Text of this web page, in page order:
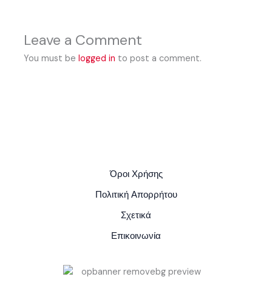
Leave a Comment
You must belogged in to post a comment.
Όροι Χρήσης
Πολιτική Απορρήτου
Σχετικά
Επικοινωνία